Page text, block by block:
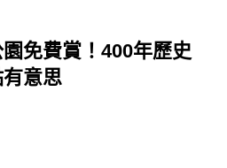
免費賞！400年歷史
意思